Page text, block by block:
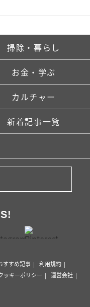
掃除・暮らし
お金・学ぶ
カルチャー
新着記事一覧
すすめ記事
利用規約
ッキーポリシー
運営会社